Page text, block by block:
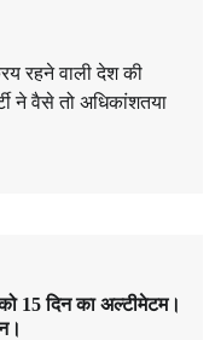
रहने वाली देश की
ने वैसे तो अधिकांशतया
15 दिन का अल्टीमेटम।